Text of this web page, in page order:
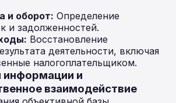
и оборот: Определение
и задолженностей.
Восстановление
деятельности, включая
налогоплательщиком.
информации и
взаимодействие